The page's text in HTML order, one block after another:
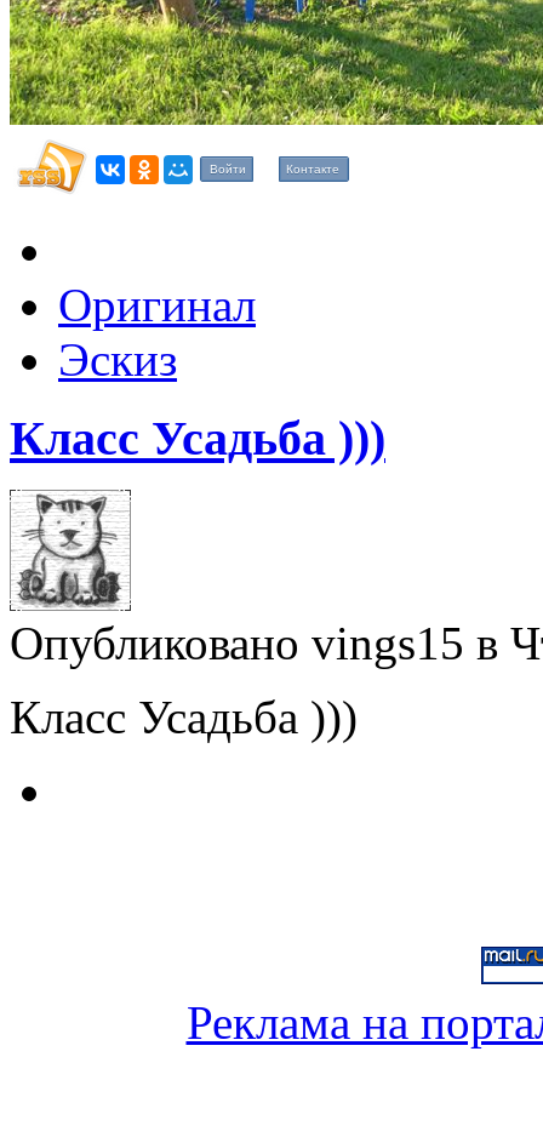
Войти Контакте
Оригинал
Эскиз
Класс Усадьба )))
Опубликовано vings15 в
Класс Усадьба )))
Реклама на